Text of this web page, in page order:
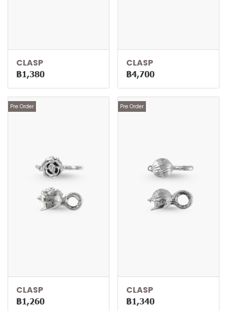
CLASP
฿1,380
CLASP
฿4,700
Pre Order
CLASP
฿1,260
Pre Order
CLASP
฿1,340